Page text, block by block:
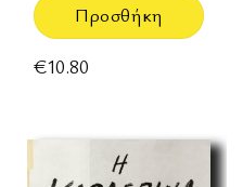
Προσθήκη
€10.80